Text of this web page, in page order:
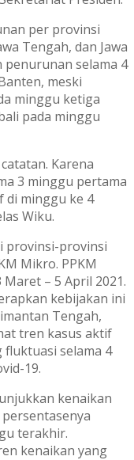
per provinsi
Tengah, dan Jawa
selama 4
meski
minggu ketiga
pada minggu
Karena
3 minggu pertama
di minggu ke 4
Wiku.
provinsi-provinsi
Mikro. PPKM
– 5 April 2021.
kebijakan ini
Tengah,
tren kasus aktif
selama 4
19.
kenaikan
terakhir.
kenaikan yang